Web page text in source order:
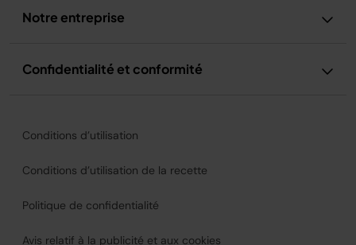
Notre entreprise
Confidentialité et conformité
Conditions d’utilisation
Conditions d’utilisation de la recette
Politique de confidentialité
Avis relatif à la publicité et aux cookies